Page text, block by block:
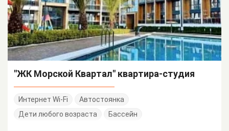
"ЖК Морской Квартал" квартира-студия
Интернет Wi-Fi
Автостоянка
Дети любого возраста
Бассейн